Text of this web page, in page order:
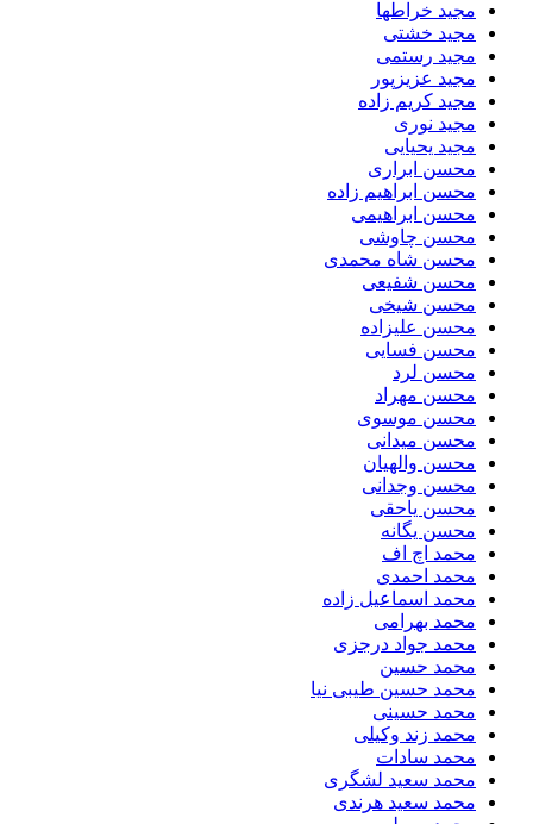
مجید خراطها
مجید خشتی
مجید رستمی
مجید عزیزپور
مجید کریم زاده
مجید نوری
مجید یحیایی
محسن ابراری
محسن ابراهیم زاده
محسن ابراهیمی
محسن چاوشی
محسن شاه محمدی
محسن شفیعی
محسن شیخی
محسن علیزاده
محسن فسایی
محسن لرد
محسن مهراد
محسن موسوی
محسن میدانی
محسن والهیان
محسن وجدانی
محسن یاحقی
محسن یگانه
محمد اچ اف
محمد احمدی
محمد اسماعیل زاده
محمد بهرامی
محمد جواد درجزی
محمد حسین
محمد حسین طیبی نیا
محمد حسینی
محمد زند وکیلی
محمد سادات
محمد سعید لشگری
محمد سعید هرندی